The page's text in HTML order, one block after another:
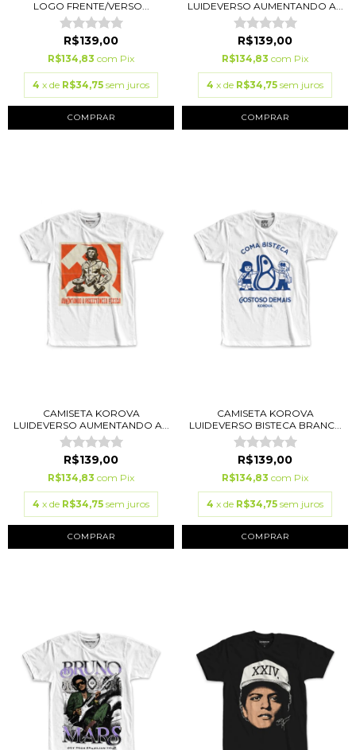
LOGO FRENTE/VERSO...
R$139,00
R$134,83 com Pix
4 x de R$34,75 sem juros
COMPRAR
LUIDEVERSO AUMENTANDO A...
R$139,00
R$134,83 com Pix
4 x de R$34,75 sem juros
COMPRAR
CAMISETA KOROVA
LUIDEVERSO AUMENTANDO A...
R$139,00
R$134,83 com Pix
4 x de R$34,75 sem juros
COMPRAR
CAMISETA KOROVA
LUIDEVERSO BISTECA BRANC...
R$139,00
R$134,83 com Pix
4 x de R$34,75 sem juros
COMPRAR